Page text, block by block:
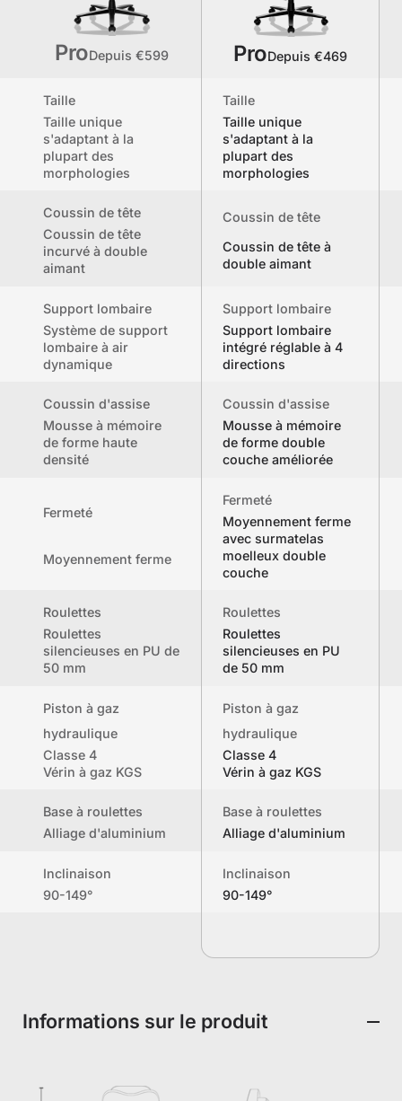
ProDepuis €599 ProDepuis €469
Taille
Taille unique
s'adaptant à la
plupart des
morphologies
Taille
Taille unique
s'adaptant à la
plupart des
morphologies
Coussin de tête
Coussin de tête
incurvé à double
aimant
Coussin de tête
Coussin de tête à
double aimant
Support lombaire
Système de support
lombaire à air
dynamique
Support lombaire
Support lombaire
intégré réglable à 4
directions
Coussin d'assise
Mousse à mémoire
de forme haute
densité
Coussin d'assise
Mousse à mémoire
de forme double
couche améliorée
Fermeté
Moyennement ferme
Fermeté
Moyennement ferme
avec surmatelas
moelleux double
couche
Roulettes
Roulettes
silencieuses en PU de
50 mm
Roulettes
Roulettes
silencieuses en PU
de 50 mm
Piston à gaz
hydraulique
Classe 4
Vérin à gaz KGS
Piston à gaz
hydraulique
Classe 4
Vérin à gaz KGS
Base à roulettes
Alliage d'aluminium
Base à roulettes
Alliage d'aluminium
Inclinaison
90-149°
Inclinaison
90-149°
Informations sur le produit